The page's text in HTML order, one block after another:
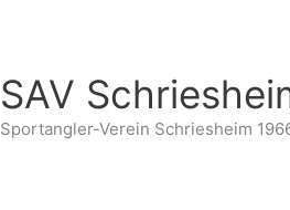
SAV
Sportangler-Verein Schriesheim